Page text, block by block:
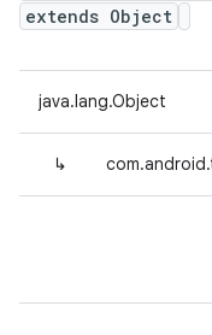
extends Object
java.lang.Object
↳